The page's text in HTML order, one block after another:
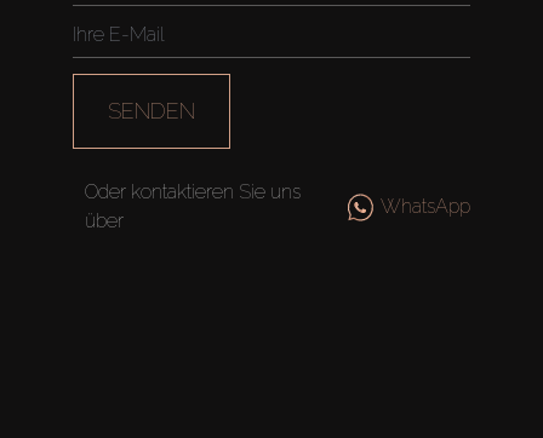
SENDEN
Oder kontaktieren Sie uns
über
WhatsApp